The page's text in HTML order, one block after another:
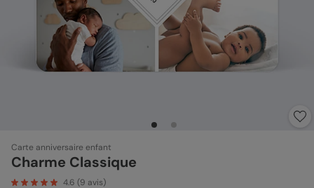
Carte anniversaire enfant
Charme Classique
4.6 (9 avis)